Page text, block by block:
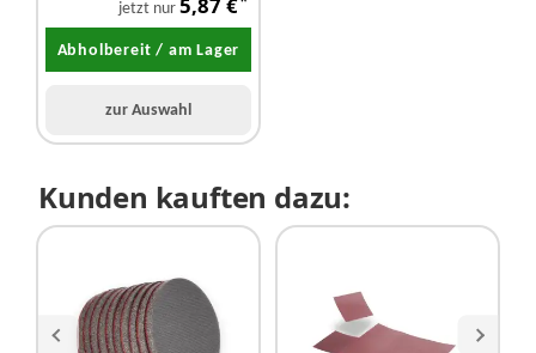
jetzt nur 5,87 €
Abholbereit / am Lager
zur Auswahl
Kunden kauften dazu: